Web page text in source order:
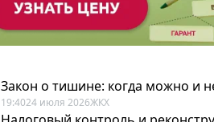
Закон о тишине: когда можно и
19:4024 июля 2026ЖКХ